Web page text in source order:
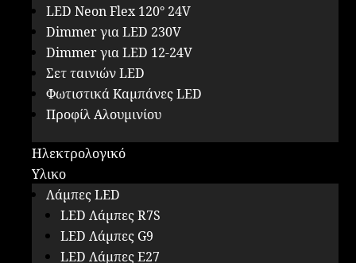
LED Neon Flex 120° 24V
Dimmer για LED 230V
Dimmer για LED 12-24V
Σετ ταινιών LED
Φωτιστικά Καμπάνες LED
Προφίλ Αλουμινίου
Ηλεκτρολογικό
Υλικο
Λάμπες LED
LED Λάμπες R7S
LED Λάμπες G9
LED Λάμπες E27